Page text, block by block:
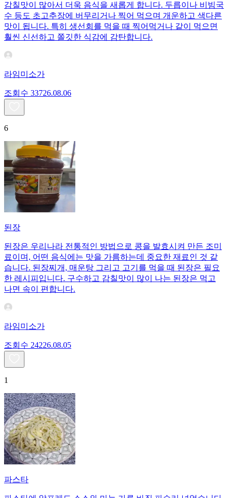
감칠맛이 많아서 더욱 음식을 새롭게 합니다. 두릅이나 비빔국
수 등도 초고추장에 버무리거나 찍어 먹으며 개운하고 색다른
맛이 됩니다. 특히 생선회를 먹을 때 찍어먹거나 같이 먹으면
훨씬 신선하고 쫄깃한 식감에 감탄합니다.
라임미소가
조회수 33726.08.06
6
된장
된장은 우리나라 전통적인 방법으로 콩을 발효시켜 만든 조미
료이며, 어떤 음식에는 맛을 가름하는데 중요한 재료인 것 같
습니다. 된장찌개, 매운탕 그리고 고기를 먹을 때 된장은 필요
한 레시피입니다. 구수하고 감칠맛이 많이 나는 된장은 먹고
나면 속이 편합니다.
라임미소가
조회수 24226.08.05
1
파스타